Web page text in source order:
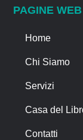
PAGINE WEB
Home
Chi Siamo
Servizi
Casa del
Contatti